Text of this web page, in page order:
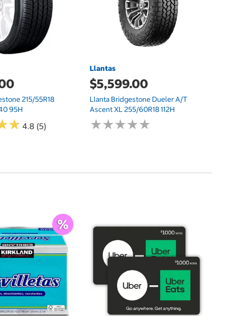
215/55R18
95H
★
★ 4.8 (5)
Llantas
$5,599.00
Llanta Bridgestone Dueler A/T
Ascent XL 255/60R18 112H
★★★★★
★★★★★